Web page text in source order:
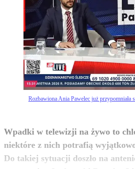
Rozbawiona Ania Pawelec już
Wpadki w telewizji na żywo to
niektóre z nich potrafią
Do takiej sytuacji doszło na
zobacz